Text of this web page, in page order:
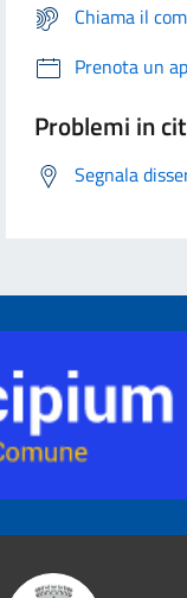
Chiama il
Prenota un
Problemi in
Segnala